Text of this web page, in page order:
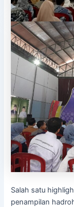
Salah satu
penampilan